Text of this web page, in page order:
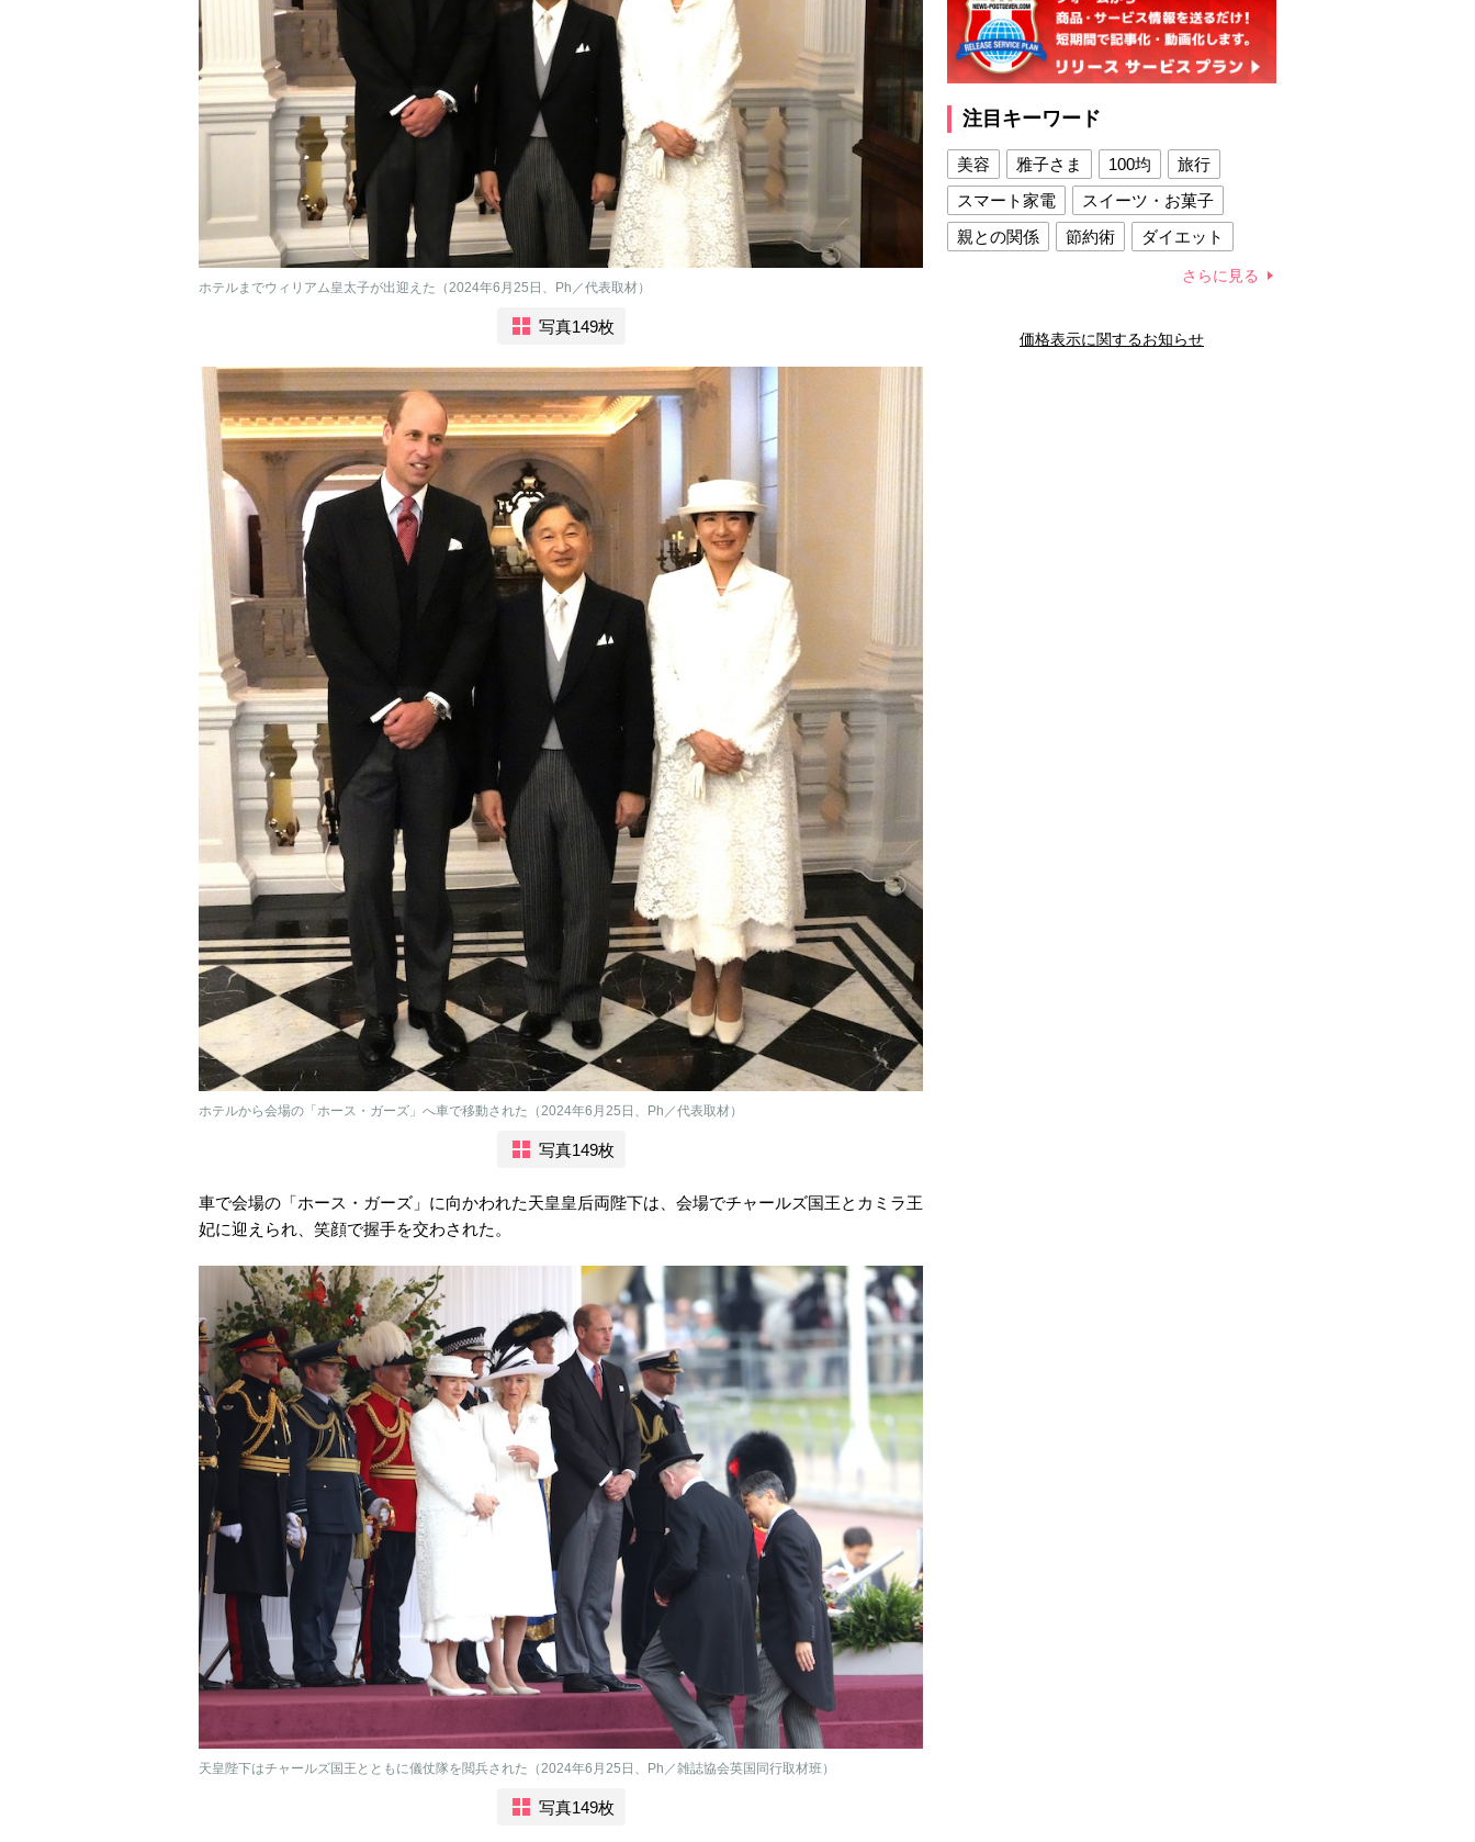
ホテルまでウィリアム皇太子が出迎えた（2024年6月25日、Ph／代表取材）
写真149枚
ホテルから会場の「ホース・ガーズ」へ車で移動された（2024年6月25日、Ph／代表取材）
写真149枚
車で会場の「ホース・ガーズ」に向かわれた天皇皇后両陛下は、会場でチャールズ国王とカミラ王
妃に迎えられ、笑顔で握手を交わされた。
天皇陛下はチャールズ国王とともに儀仗隊を閲兵された（2024年6月25日、Ph／雑誌協会英国同行取材班）
写真149枚
注目キーワード
美容 雅子さま 100均
旅行
スマート家電
スイーツ・お菓子
親との関係
節約術
ダイエット
夫との関係
新津春子 どか食い
さらに見る
価格表示に関するお知らせ